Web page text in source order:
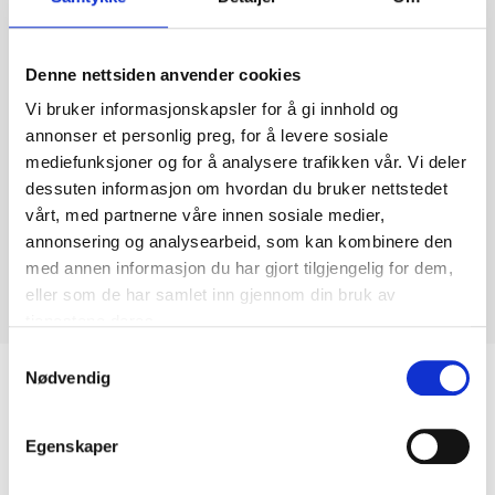
Denne nettsiden anvender cookies
Vi bruker informasjonskapsler for å gi innhold og
annonser et personlig preg, for å levere sosiale
mediefunksjoner og for å analysere trafikken vår. Vi deler
dessuten informasjon om hvordan du bruker nettstedet
vårt, med partnerne våre innen sosiale medier,
annonsering og analysearbeid, som kan kombinere den
med annen informasjon du har gjort tilgjengelig for dem,
eller som de har samlet inn gjennom din bruk av
Nødvendig
Egenskaper